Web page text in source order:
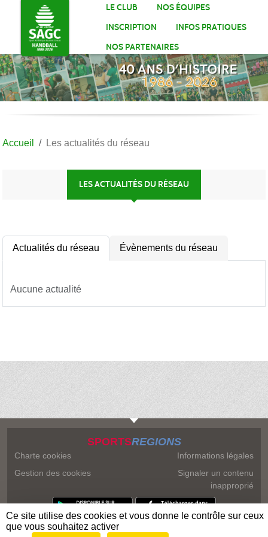
LE CLUB
NOS ÉQUIPES
INSCRIPTION
INFOS PRATIQUES
NOS PARTENAIRES
Accueil Les actualités du réseau
LES ACTUALITÉS DU RÉSEAU
Actualités du réseau Évènements du réseau
Aucune actualité
SPORTSREGIONS
Charte cookies
Gestion des cookies
Informations légales
Signaler un contenu
inapproprié
Panneau de gestion des cookies
Ce site utilise des cookies et vous donne le contrôle sur ceux
que vous souhaitez activer